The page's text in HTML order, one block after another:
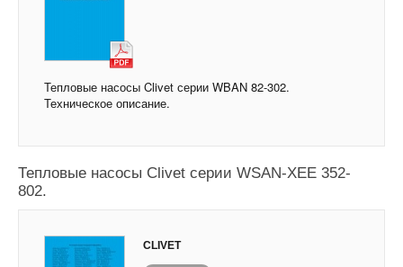
Тепловые насосы Clivet серии WBAN 82-302.
Техническое описание.
Тепловые насосы Clivet серии WSAN-XEE 352-
802.
CLIVET